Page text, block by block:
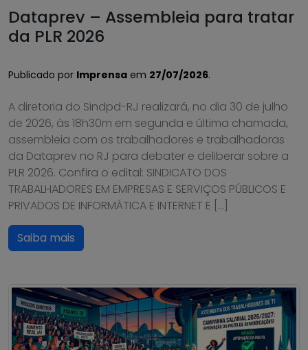
Dataprev – Assembleia para tratar
da PLR 2026
Publicado por Imprensa em 27/07/2026.
A diretoria do Sindpd-RJ realizará, no dia 30 de julho
de 2026, às 18h30m em segunda e última chamada,
assembleia com os trabalhadores e trabalhadoras
da Dataprev no RJ para debater e deliberar sobre a
PLR 2026. Confira o edital: SINDICATO DOS
TRABALHADORES EM EMPRESAS E SERVIÇOS PÚBLICOS E
PRIVADOS DE INFORMÁTICA E INTERNET E […]
Saiba mais